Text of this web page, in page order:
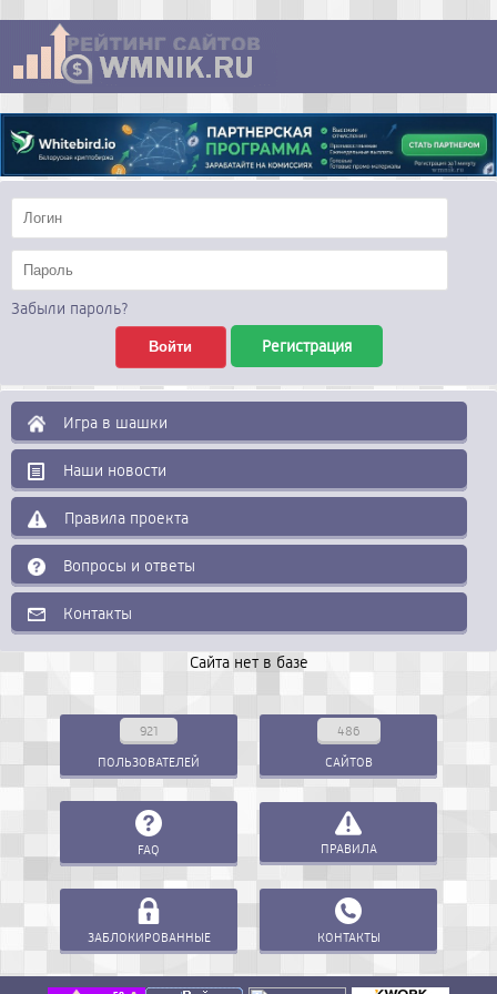
Забыли пароль?
Регистрация
Игра в шашки
Наши новости
Правила проекта
Вопросы и ответы
Контакты
Сайта нет в базе
921
ПОЛЬЗОВАТЕЛЕЙ
486
САЙТОВ
FAQ ПРАВИЛА
ЗАБЛОКИРОВАННЫЕ КОНТАКТЫ